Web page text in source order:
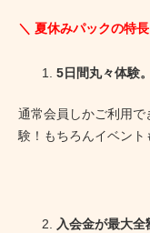
＼ 夏休みパックの特
5日間丸々体験
通常会員しかご利用
験！もちろんイベント
入会金が最大全